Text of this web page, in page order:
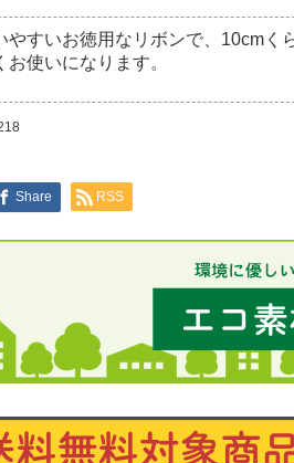
やすいお徳用なリボンで、10cm
お使いになります。
Share RSS